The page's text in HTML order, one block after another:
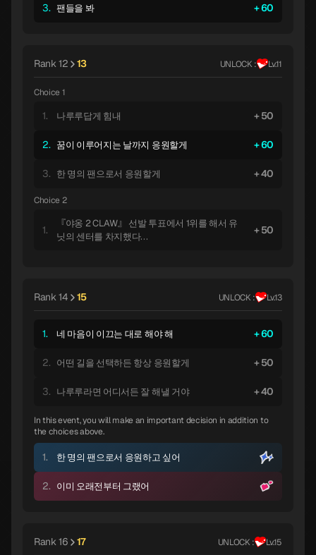
3. 팬들을 봐 60
Rank 12 13 UNLOCK : Lv.11
Choice 1
1. 나루루답게 힘내 50
2. 꿈이 이루어지는 날까지 응원할게 60
3. 한 명의 팬으로서 응원할게 40
Choice 2
1.
『야옹 2 CLAW』 선발 투표에서 1위를 해서 유
닛의 센터를 차지했다…
50
Rank 14 15 UNLOCK : Lv.13
1. 네 마음이 이끄는 대로 해야 해 60
2. 어떤 길을 선택하든 항상 응원할게 50
3. 나루루라면 어디서든 잘 해낼 거야 40
In this event, you will make an important decision in addition to
the choices above.
1. 한 명의 팬으로서 응원하고 싶어
2. 이미 오래전부터 그랬어
Rank 16 17 UNLOCK : Lv.15